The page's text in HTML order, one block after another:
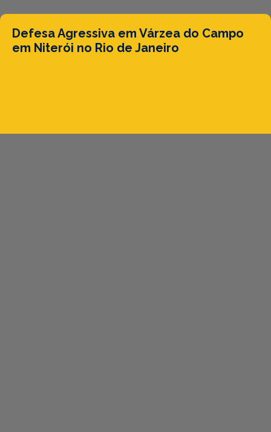
Defesa Agressiva em Várzea do Campo
em Niterói no Rio de Janeiro